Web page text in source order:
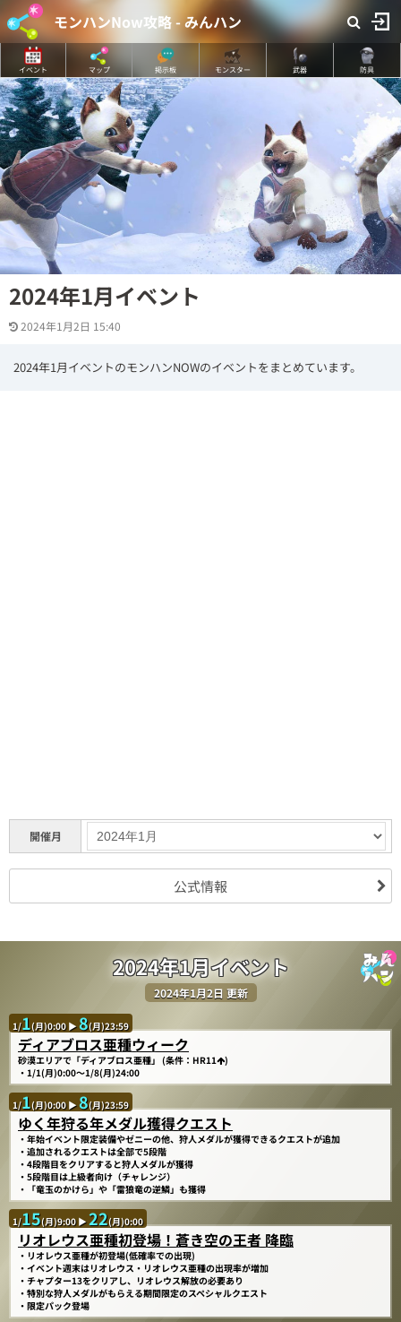
モンハンNow攻略 - みんハン
イベント マップ 掲示板 モンスター 武器 防具
2024年1月イベント
2024年1月2日 15:40
2024年1月イベントのモンハンNOWのイベントをまとめています。
開催月
公式情報
2024年1月イベント
2024年1月2日 更新
1/1(月)0:00 ▶8(月)23:59
ディアブロス亜種ウィーク
砂漠エリアで「ディアブロス亜種」 (条件：HR11
)
・1/1(月)0:00～1/8(月)24:00
1/1(月)0:00 ▶8(月)23:59
ゆく年狩る年メダル獲得クエスト
・年始イベント限定装備やゼニーの他、狩人メダルが獲得できるクエストが追加
・追加されるクエストは全部で5段階
・4段階目をクリアすると狩人メダルが獲得
・5段階目は上級者向け（チャレンジ）
・「竜玉のかけら」や「雷狼竜の逆鱗」も獲得
1/15(月)9:00 ▶22(月)0:00
リオレウス亜種初登場！蒼き空の王者 降臨
・リオレウス亜種が初登場(低確率での出現)
・イベント週末はリオレウス・リオレウス亜種の出現率が増加
・チャプター13をクリアし、リオレウス解放の必要あり
・特別な狩人メダルがもらえる期間限定のスペシャルクエスト
・限定パック登場